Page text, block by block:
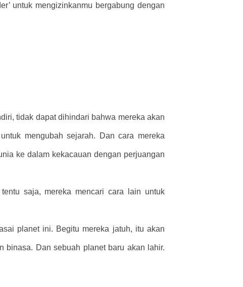
untuk mengizinkanmu bergabung dengan
tidak dapat dihindari bahwa mereka akan
mengubah sejarah. Dan cara mereka
ke dalam kekacauan dengan perjuangan
saja, mereka mencari cara lain untuk
planet ini. Begitu mereka jatuh, itu akan
binasa. Dan sebuah planet baru akan lahir.